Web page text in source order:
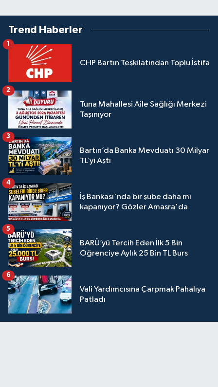
Trend Haberler
CHP Bartın Teşkilatından Toplu İstifa
1
Tuna Mahallesi Aile Sağlığı Merkezi
Taşınıyor
2
Bartın’da Banka Mevduatı 30 Milyar
TL’yi Aştı
3
İş Bankası'nda bir şube daha mı
kapanıyor? Gözler Amasra'da
4
BARÜ’yü Tercih Eden İlk 5 Bin
Öğrenciye Aylık 25 Bin TL Burs
5
Vali Yardımcısına Çarpmak Pahalıya
Patladı
6